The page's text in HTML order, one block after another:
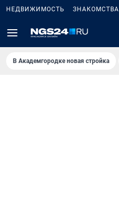
НЕДВИЖИМОСТЬ ЗНАКОМСТВА
В Академгородке новая стройка